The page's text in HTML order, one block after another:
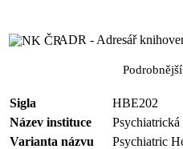
ADR - Adresář
Sigla
HBE202
Název instituce
Varianta názvu
Psychiatric